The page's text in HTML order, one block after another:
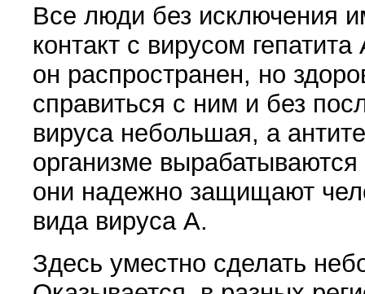
Все люди без исключения
контакт с вирусом
он распространен, но
справиться с ним и без
вируса небольшая, а
организме
они надежно защищают
вида вируса А.
Здесь уместно сделать